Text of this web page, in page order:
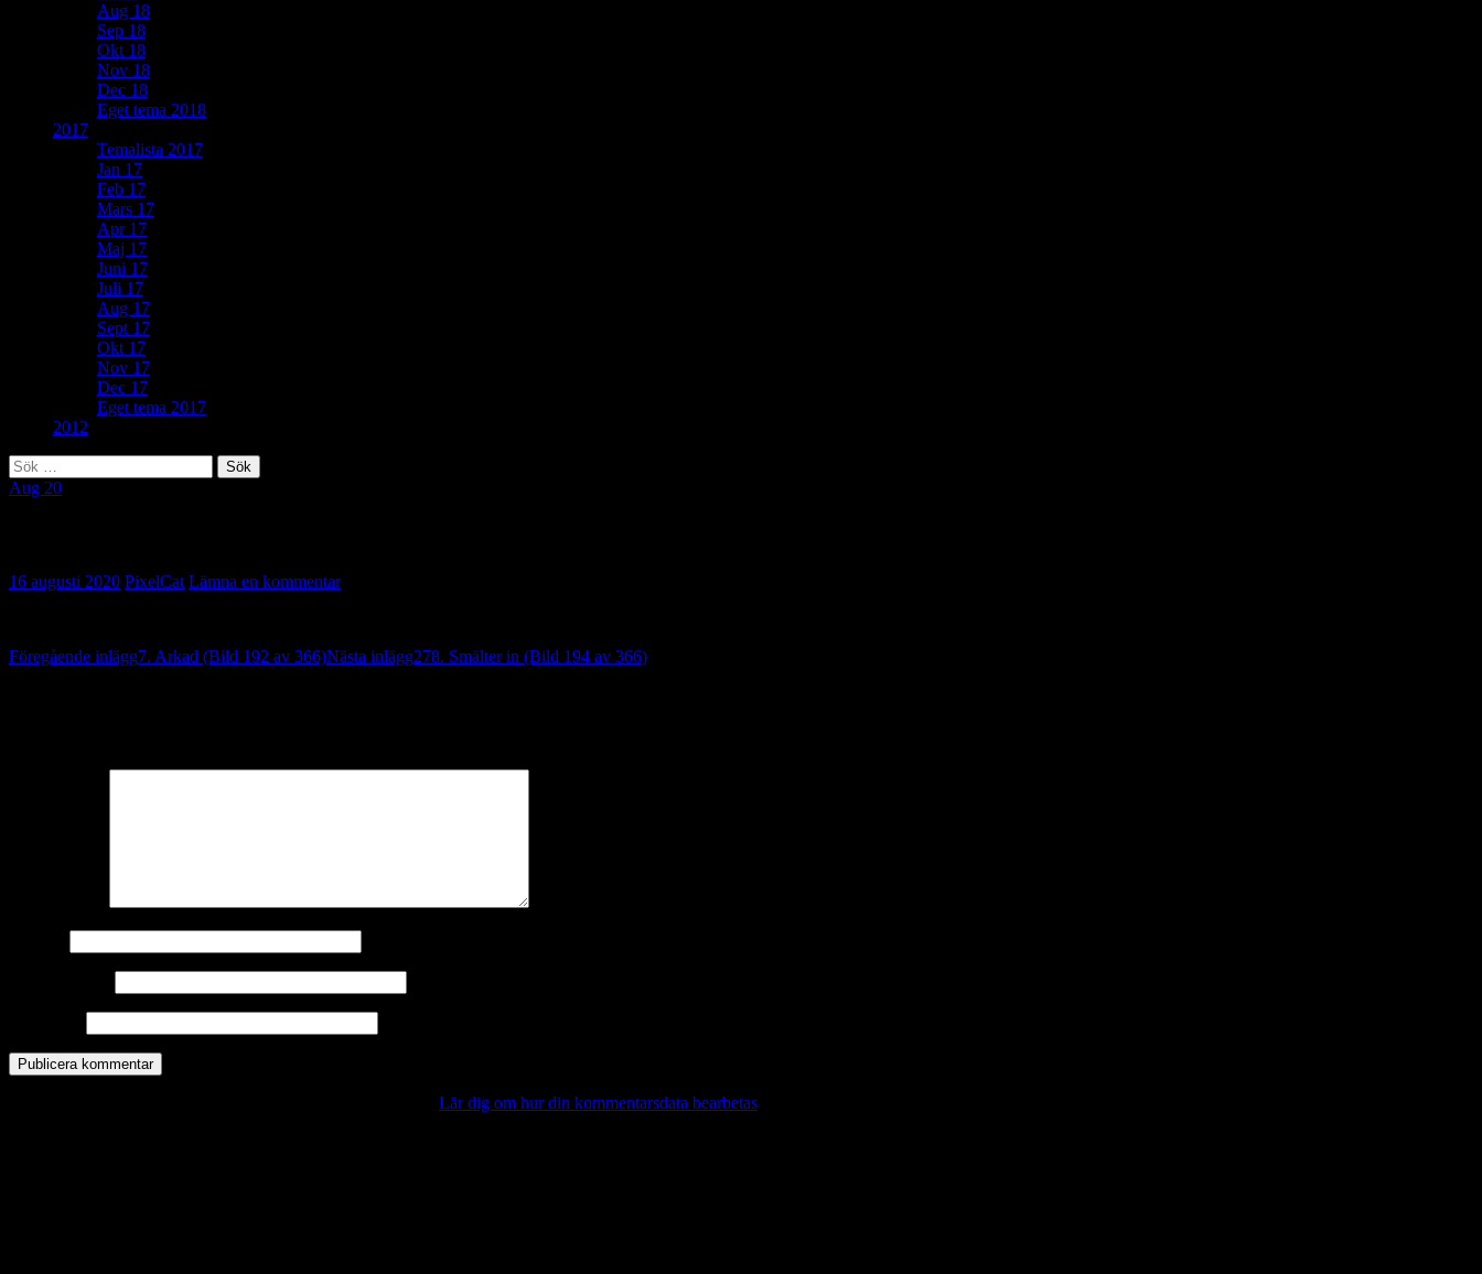
Aug 18
Sep 18
Okt 18
Nov 18
Dec 18
Eget tema 2018
2017
Temalista 2017
Jan 17
Feb 17
Mars 17
Apr 17
Maj 17
Juni 17
Juli 17
Aug 17
Sept 17
Okt 17
Nov 17
Dec 17
Eget tema 2017
2012
Sök
efter:
Aug 20
16 augusti 2020 PixelCat Lämna en kommentar
Inläggsnavigering
Föregående inlägg7. Arkad (Bild 192 av 366)Nästa inlägg278. Smälter in (Bild 194 av 366)
Lär dig om hur din kommentarsdata bearbetas